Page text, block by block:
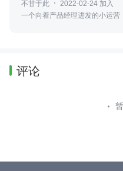
不甘于此
2022-02-24 加入
一个向着产品经理进发的小运营
评论